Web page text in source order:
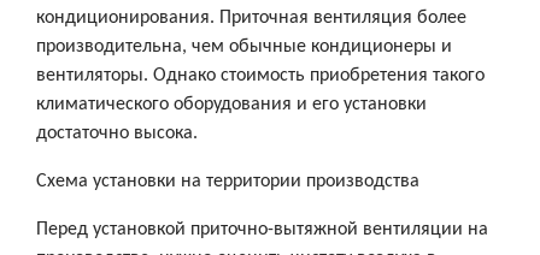
кондиционирования. Приточная вентиляция более
производительна, чем обычные кондиционеры и
вентиляторы. Однако стоимость приобретения такого
климатического оборудования и его установки
достаточно высока.
Схема установки на территории производства
Перед установкой приточно-вытяжной вентиляции на